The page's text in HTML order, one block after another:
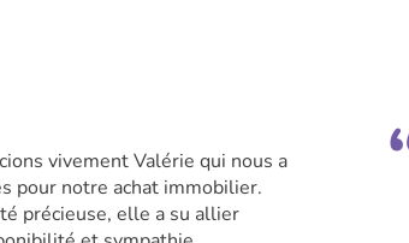
vivement Valérie qui nous a
pour notre achat immobilier.
précieuse, elle a su allier